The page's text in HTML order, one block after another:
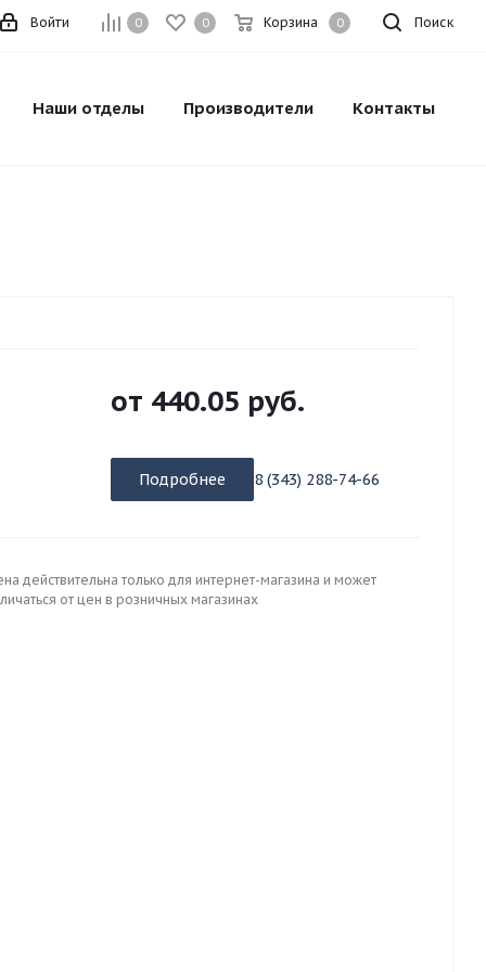
Поиск
0 0 Корзина 0
Войти
Наши отделы Производители Контакты
от 440.05 руб.
Подробнее 8 (343) 288-74-66
действительна только для интернет-магазина и может
от цен в розничных магазинах